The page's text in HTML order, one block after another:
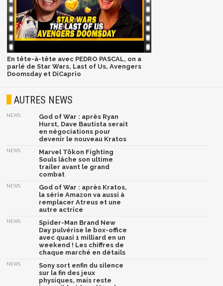
En tête-à-tête avec PEDRO PASCAL, on a
parlé de Star Wars, Last of Us, Avengers
Doomsday et DiCaprio
AUTRES NEWS
NEWS
God of War : après Ryan
Hurst, Dave Bautista serait
en négociations pour
devenir le nouveau Kratos
NEWS
Marvel Tōkon Fighting
Souls lâche son ultime
trailer avant le grand
combat
NEWS
God of War : après Kratos,
la série Amazon va aussi à
remplacer Atreus et une
autre actrice
NEWS
Spider-Man Brand New
Day pulvérise le box-office
avec quasi 1 milliard en un
weekend ! Les chiffres de
chaque marché en détails
NEWS
Sony sort enfin du silence
sur la fin des jeux
physiques, mais reste